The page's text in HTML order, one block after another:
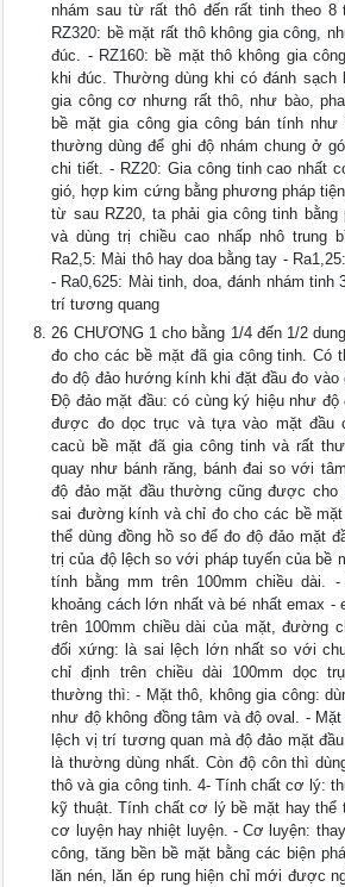
nhám sau từ rất thô đến rất tinh theo 8
RZ320: bề mặt rất thô không gia công,
đúc. - RZ160: bề mặt thô không gia
khi đúc. Thường dùng khi có đánh
gia công cơ nhưng rất thô, như bào,
bề mặt gia công gia công bán tính
thường dùng để ghi độ nhám chung ở
chi tiết. - RZ20: Gia công tinh cao nhất
gió, hợp kim cứng bằng phương pháp
từ sau RZ20, ta phải gia công tinh bằng
và dùng trị chiều cao nhấp nhô trung
Ra2,5: Mài thô hay doa bằng tay -
- Ra0,625: Mài tinh, doa, đánh nhám tinh
trí tương quang
26 CHƯƠNG 1 cho bằng 1/4 đến 1/2
đo cho các bề mặt đã gia công tinh. Có
đo độ đảo hướng kính khi đặt đầu đo
Độ đảo mặt đầu: có cùng ký hiệu như
được đo dọc trục và tựa vào mặt đầu
cacù bề mặt đã gia công tinh và rất
quay như bánh răng, bánh đai so với
độ đảo mặt đầu thường cũng được cho
sai đường kính và chỉ đo cho các bề
thể dùng đồng hồ so để đo độ đảo mặt
trị của độ lệch so với pháp tuyến của bề
tính bằng mm trên 100mm chiều dài.
khoảng cách lớn nhất và bé nhất emax -
trên 100mm chiều dài của mặt, đường
đối xứng: là sai lệch lớn nhất so với
chỉ định trên chiều dài 100mm dọc
thường thì: - Mặt thô, không gia công:
như độ không đồng tâm và độ oval. -
lệch vị trí tương quan mà độ đảo mặt
là thường dùng nhất. Còn độ côn thì
thô và gia công tinh. 4- Tính chất cơ lý:
kỹ thuật. Tính chất cơ lý bề mặt hay
cơ luyện hay nhiệt luyện. - Cơ luyện:
công, tăng bền bề mặt bằng các biện
lăn nén, lăn ép rung hiện chỉ mới được